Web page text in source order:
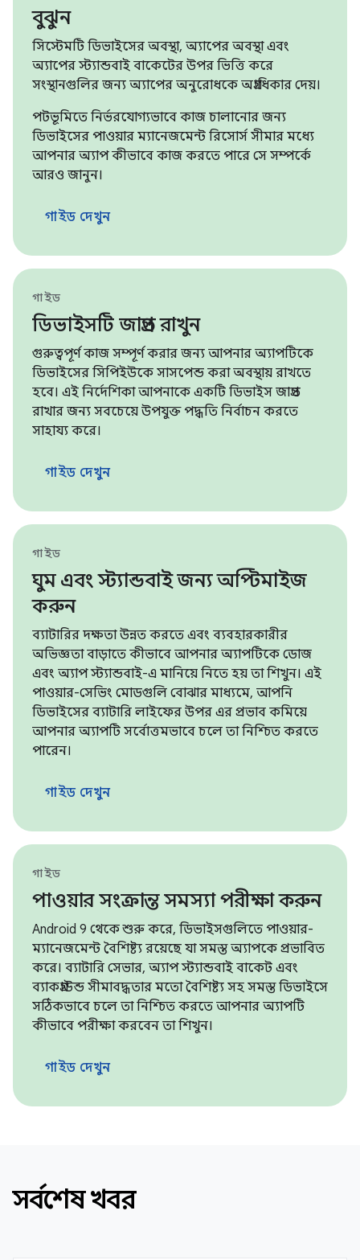
বুঝুন
সিস্টেমটি ডিভাইসের অবস্থা, অ্যাপের অবস্থা এবং
অ্যাপের স্ট্যান্ডবাই বাকেটের উপর ভিত্তি করে
সংস্থানগুলির জন্য অ্যাপের অনুরোধকে অগ্রাধিকার দেয়।
পটভূমিতে নির্ভরযোগ্যভাবে কাজ চালানোর জন্য
ডিভাইসের পাওয়ার ম্যানেজমেন্ট রিসোর্স সীমার মধ্যে
আপনার অ্যাপ কীভাবে কাজ করতে পারে সে সম্পর্কে
আরও জানুন।
গাইড দেখুন
গাইড
ডিভাইসটি জাগ্রত রাখুন
গুরুত্বপূর্ণ কাজ সম্পূর্ণ করার জন্য আপনার অ্যাপটিকে
ডিভাইসের সিপিইউকে সাসপেন্ড করা অবস্থায় রাখতে
হবে। এই নির্দেশিকা আপনাকে একটি ডিভাইস জাগ্রত
রাখার জন্য সবচেয়ে উপযুক্ত পদ্ধতি নির্বাচন করতে
সাহায্য করে।
গাইড দেখুন
গাইড
ঘুম এবং স্ট্যান্ডবাই জন্য অপ্টিমাইজ
করুন
ব্যাটারির দক্ষতা উন্নত করতে এবং ব্যবহারকারীর
অভিজ্ঞতা বাড়াতে কীভাবে আপনার অ্যাপটিকে ডোজ
এবং অ্যাপ স্ট্যান্ডবাই-এ মানিয়ে নিতে হয় তা শিখুন। এই
পাওয়ার-সেভিং মোডগুলি বোঝার মাধ্যমে, আপনি
ডিভাইসের ব্যাটারি লাইফের উপর এর প্রভাব কমিয়ে
আপনার অ্যাপটি সর্বোত্তমভাবে চলে তা নিশ্চিত করতে
পারেন।
গাইড দেখুন
গাইড
পাওয়ার সংক্রান্ত সমস্যা পরীক্ষা করুন
Android 9 থেকে শুরু করে, ডিভাইসগুলিতে পাওয়ার-
ম্যানেজমেন্ট বৈশিষ্ট্য রয়েছে যা সমস্ত অ্যাপকে প্রভাবিত
করে। ব্যাটারি সেভার, অ্যাপ স্ট্যান্ডবাই বাকেট এবং
ব্যাকগ্রাউন্ড সীমাবদ্ধতার মতো বৈশিষ্ট্য সহ সমস্ত ডিভাইসে
সঠিকভাবে চলে তা নিশ্চিত করতে আপনার অ্যাপটি
কীভাবে পরীক্ষা করবেন তা শিখুন।
গাইড দেখুন
সর্বশেষ খবর